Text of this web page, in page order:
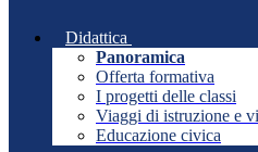
Didattica
Panoramica
Offerta formativa
I progetti delle classi
Viaggi di istruzione e
Educazione civica